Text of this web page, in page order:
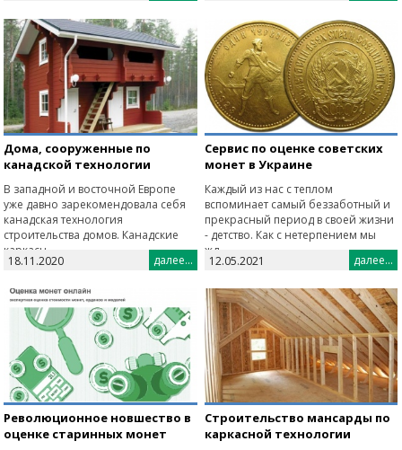
Дома, сооруженные по
канадской технологии
В западной и восточной Европе
уже давно зарекомендовала себя
канадская технология
строительства домов. Канадские
каркасн...
18.11.2020 далее...
Сервис по оценке советских
монет в Украине
Каждый из нас с теплом
вспоминает самый беззаботный и
прекрасный период в своей жизни
- детство. Как с нетерпением мы
жд...
12.05.2021 далее...
Революционное новшество в
оценке старинных монет
Строительство мансарды по
каркасной технологии